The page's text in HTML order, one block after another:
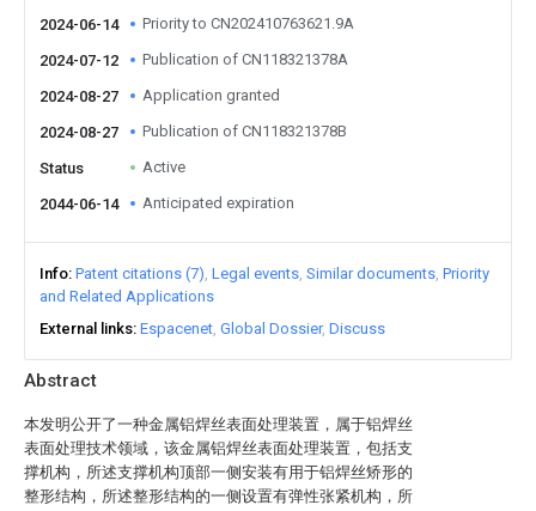
Abstract
本发明公开了一种金属铝焊丝表面处理装置，属于铝焊丝
表面处理技术领域，该金属铝焊丝表面处理装置，包括支
撑机构，所述支撑机构顶部一侧安装有用于铝焊丝矫形的
整形结构，所述整形结构的一侧设置有弹性张紧机构，所
2024-06-14
Priority to CN202410763621.9A
2024-07-12 Publication of CN118321378A
2024-08-27 Application granted
2024-08-27 Publication of CN118321378B
Status Active
2044-06-14 Anticipated expiration
Info Patent citations (7) Legal events Similar documents Priority
and Related Applications
External links Espacenet Global Dossier Discuss